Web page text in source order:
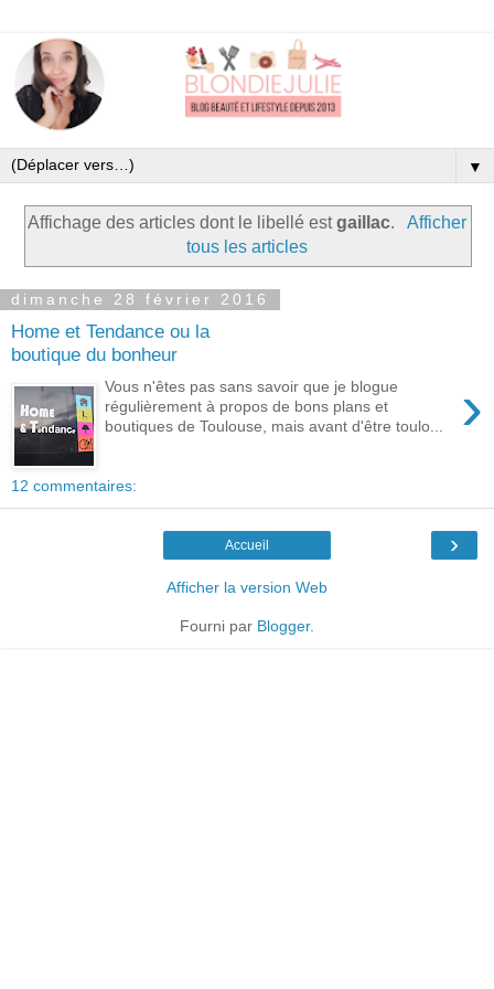
▼
Affichage des articles dont le libellé estgaillac.
Afficher
tous les articles
dimanche 28 février 2016
Home et Tendance ou la
boutique du bonheur
›
Vous n'êtes pas sans savoir que je blogue
régulièrement à propos de bons plans et
boutiques de Toulouse, mais avant d'être toulo...
12 commentaires:
›
Accueil
Afficher la version Web
Fourni par Blogger.